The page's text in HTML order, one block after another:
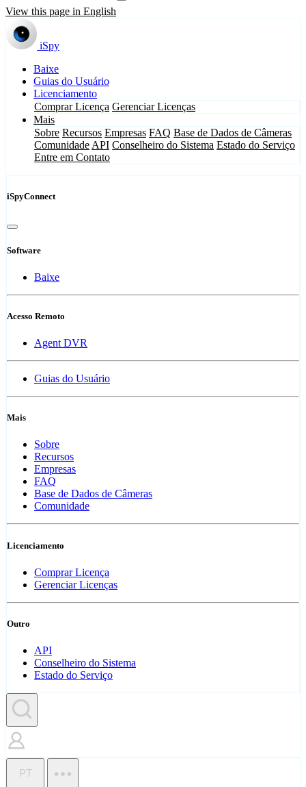
View this page in English
iSpy
Baixe
Guias do Usuário
Licenciamento
Comprar Licença Gerenciar Licenças
Mais
Sobre Recursos Empresas FAQ Base de Dados de Câmeras
Comunidade API Conselheiro do Sistema Estado do Serviço
Entre em Contato
iSpyConnect
Software
Baixe
Acesso Remoto
Agent DVR
Guias do Usuário
Mais
Sobre
Recursos
Empresas
FAQ
Base de Dados de Câmeras
Comunidade
Licenciamento
Comprar Licença
Gerenciar Licenças
Outro
API
Conselheiro do Sistema
Estado do Serviço
PT